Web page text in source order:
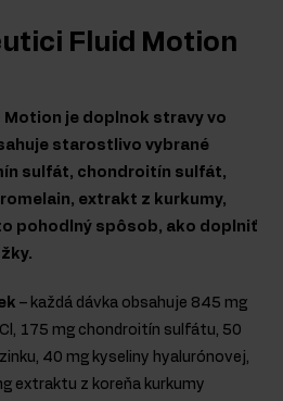
Fluid Motion
je doplnok stravy vo
starostlivo vybrané
sulfát, chondroitín sulfát,
extrakt z kurkumy,
pohodlný spôsob, ako doplniť
– každá dávka obsahuje 845 mg
175 mg chondroitín sulfátu, 50
40 mg kyseliny hyalurónovej,
extraktu z koreňa kurkumy